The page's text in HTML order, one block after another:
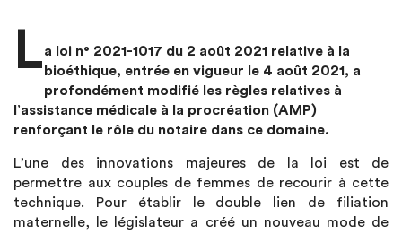
La loi n° 2021-1017 du 2 août 2021 relative à la
bioéthique, entrée en vigueur le 4 août 2021, a
profondément modifié les règles relatives à
l’assistance médicale à la procréation (AMP)
renforçant le rôle du notaire dans ce domaine.
L’une des innovations majeures de la loi est de
permettre aux couples de femmes de recourir à cette
technique. Pour établir le double lien de filiation
maternelle, le législateur a créé un nouveau mode de